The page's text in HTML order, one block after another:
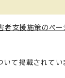
者支援施策のペ
て掲載されてい